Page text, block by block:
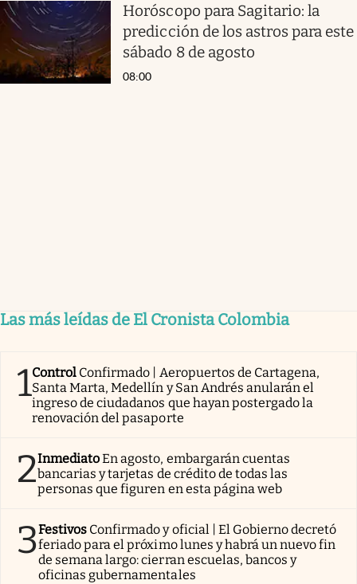
Horóscopo para Sagitario: la
predicción de los astros para este
sábado 8 de agosto
08:00
Las más leídas de El Cronista Colombia
1Control Confirmado | Aeropuertos de Cartagena,
Santa Marta, Medellín y San Andrés anularán el
ingreso de ciudadanos que hayan postergado la
renovación del pasaporte
2InmediatoEn agosto, embargarán cuentas
bancarias y tarjetas de crédito de todas las
personas que figuren en esta página web
3Festivos Confirmado y oficial | El Gobierno decretó
feriado para el próximo lunes y habrá un nuevo fin
de semana largo: cierran escuelas, bancos y
oficinas gubernamentales